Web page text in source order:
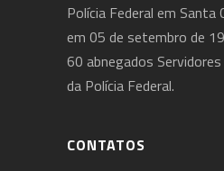
Polícia Federal em Santa
em 05 de setembro de
60 abnegados
da Polícia Federal.
CONTATOS